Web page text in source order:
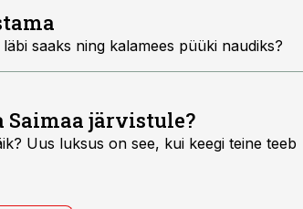
saaks ning kalamees püüki naudiks?
Saimaa järvistule?
Uus luksus on see, kui keegi teine teeb